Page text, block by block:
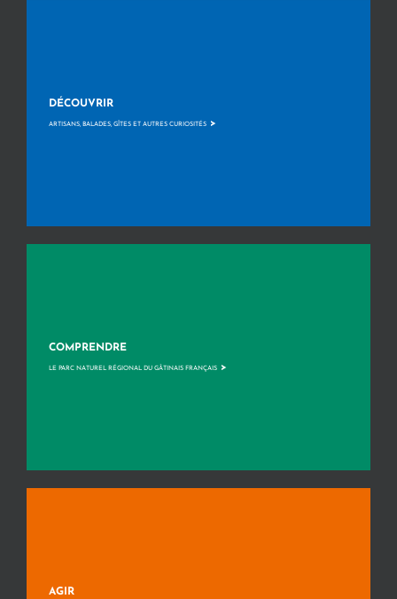
DÉCOUVRIR
ARTISANS, BALADES, GÎTES ET AUTRES CURIOSITÉS >
COMPRENDRE
LE PARC NATUREL RÉGIONAL DU GÂTINAIS FRANÇAIS >
AGIR